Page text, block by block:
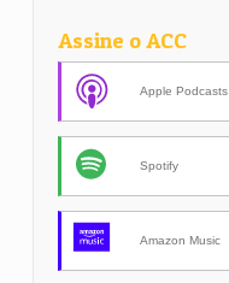
Assine o ACC
Apple Podcasts
Spotify
Amazon Music